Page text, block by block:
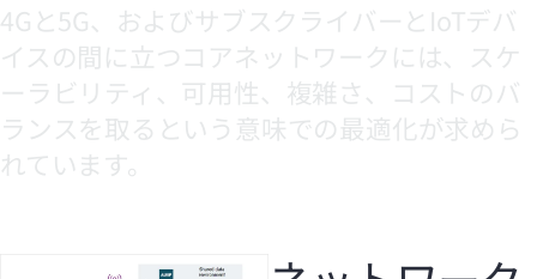
ッ
す
る
カートは空です
HPEストアで商品を検索、構成、注文できます。
今すぐ購入
4Gと5G、およびサブスクライバーとIoTデバ
イスの間に立つコアネットワークには、スケ
ーラビリティ、可用性、複雑さ、コストのバ
ランスを取るという意味での最適化が求めら
れています。